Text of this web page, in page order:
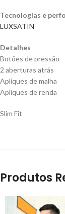
Tecnologias e
LUXSATIN
Detalhes
Botões de pressão
2 aberturas atrás
Apliques de malha
Apliques de renda
Slim Fit
Produtos